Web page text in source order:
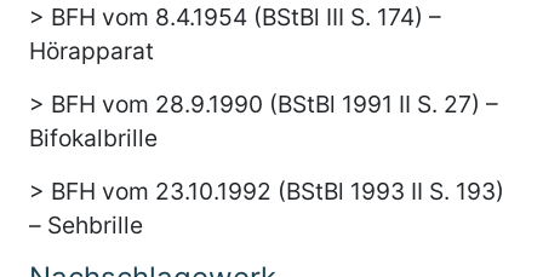
> BFH vom 8.4.1954 (BStBl III S. 174) –
Hörapparat
> BFH vom 28.9.1990 (BStBl 1991 II S. 27) –
Bifokalbrille
> BFH vom 23.10.1992 (BStBl 1993 II S. 193)
– Sehbrille